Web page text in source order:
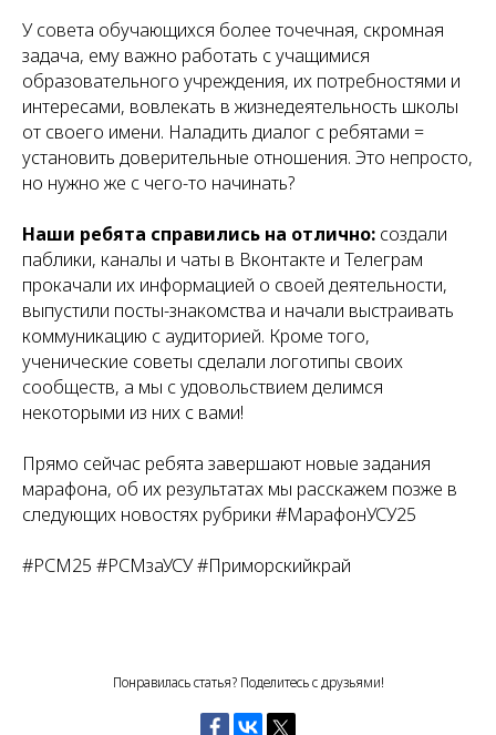
У совета обучающихся более точечная, скромная
задача, ему важно работать с учащимися
образовательного учреждения, их потребностями и
интересами, вовлекать в жизнедеятельность школы
от своего имени. Наладить диалог с ребятами =
установить доверительные отношения. Это непросто,
но нужно же с чего-то начинать?
Наши ребята справились на отлично: создали
паблики, каналы и чаты в Вконтакте и Телеграм
прокачали их информацией о своей деятельности,
выпустили посты-знакомства и начали выстраивать
коммуникацию с аудиторией. Кроме того,
ученические советы сделали логотипы своих
сообществ, а мы с удовольствием делимся
некоторыми из них с вами!
Прямо сейчас ребята завершают новые задания
марафона, об их результатах мы расскажем позже в
следующих новостях рубрики #МарафонУСУ25
#РСМ25 #РСМзаУСУ #Приморскийкрай
Понравилась статья? Поделитесь с друзьями!